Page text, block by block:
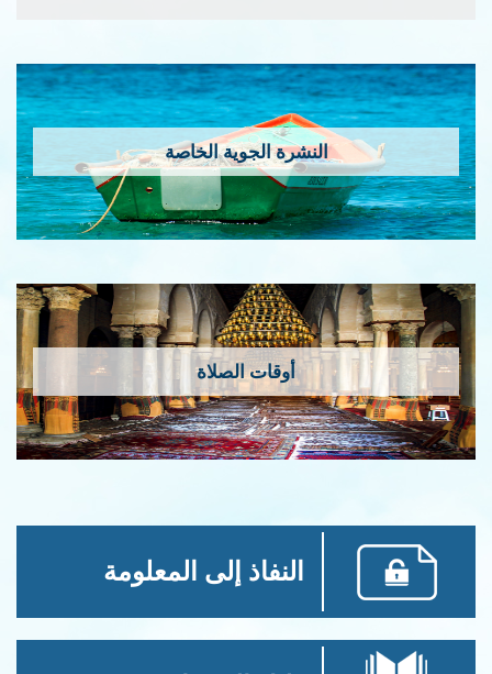
النشرة الجوية الخاصة
أوقات الصلاة
النفاذ إلى المعلومة